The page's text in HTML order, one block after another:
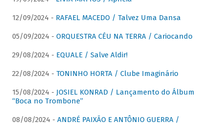
12/09/2024 - RAFAEL MACEDO / Talvez Uma Dansa
05/09/2024 - ORQUESTRA CÉU NA TERRA / Cariocando
29/08/2024 - EQUALE / Salve Aldir!
22/08/2024 - TONINHO HORTA / Clube Imaginário
15/08/2024 - JOSIEL KONRAD / Lançamento do Álbum
“Boca no Trombone”
08/08/2024 - ANDRÉ PAIXÃO E ANTÔNIO GUERRA /